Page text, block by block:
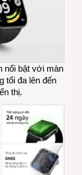
nổi bật với màn
tối đa lên đến
thị.